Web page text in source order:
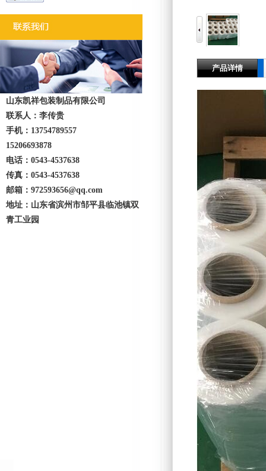
产品详情
山东凯祥包装制品有限公司
联系人：李传贵
手机：13754789557
15206693878
电话：0543-4537638
传真：0543-4537638
邮箱：972593656@qq.com
地址：山东省滨州市邹平县临池镇双
青工业园